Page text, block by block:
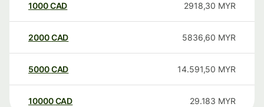
1000CAD 2918,30 MYR
2000CAD 5836,60 MYR
5000CAD 14.591,50 MYR
10000 CAD 29.183 MYR